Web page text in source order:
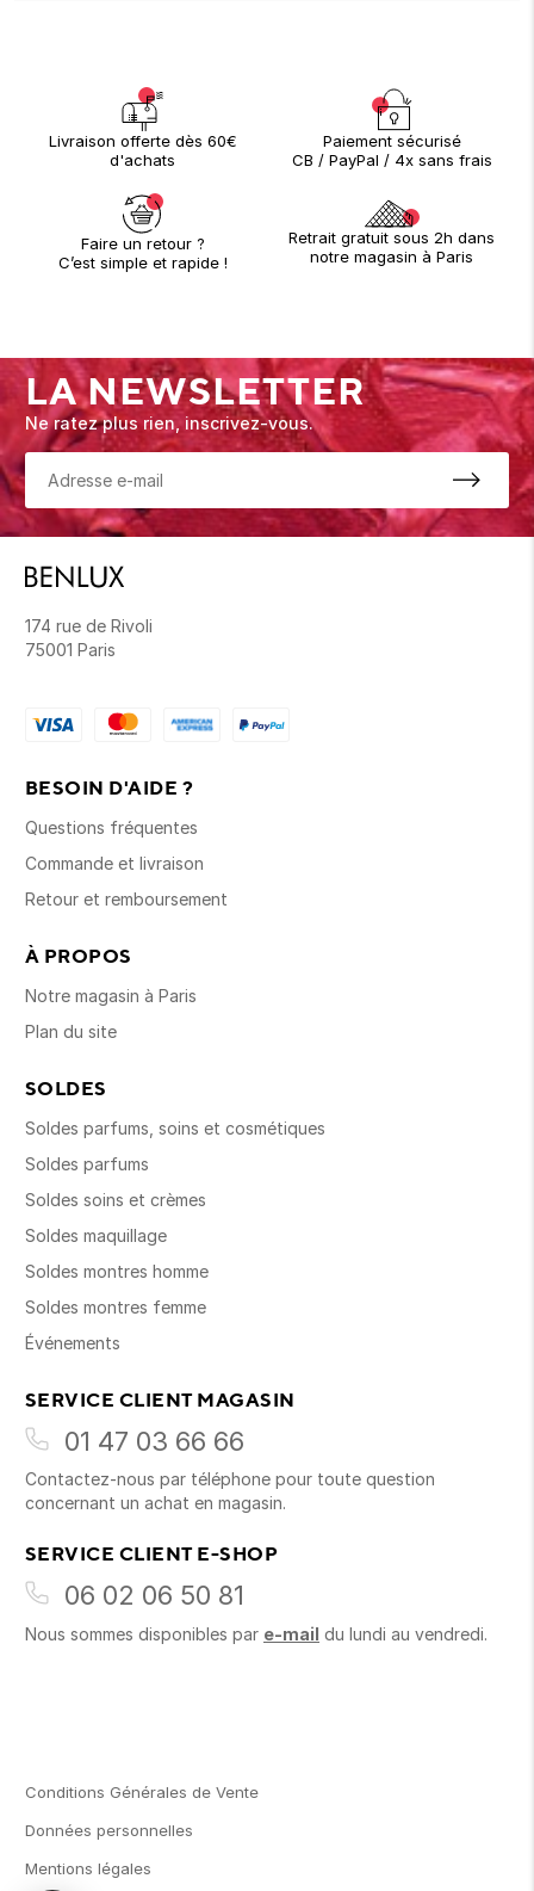
Livraison offerte dès 60€
d'achats
Paiement sécurisé
CB / PayPal / 4x sans frais
Faire un retour ?
C’est simple et rapide !
Retrait gratuit sous 2h dans
notre magasin à Paris
LA NEWSLETTER
Ne ratez plus rien, inscrivez-vous.
174 rue de Rivoli
75001 Paris
BESOIN D'AIDE ?
Questions fréquentes
Commande et livraison
Retour et remboursement
À PROPOS
Notre magasin à Paris
Plan du site
SOLDES
Soldes parfums, soins et cosmétiques
Soldes parfums
Soldes soins et crèmes
Soldes maquillage
Soldes montres homme
Soldes montres femme
Événements
SERVICE CLIENT MAGASIN
01 47 03 66 66
Contactez-nous par téléphone pour toute question
concernant un achat en magasin.
SERVICE CLIENT E-SHOP
06 02 06 50 81
Nous sommes disponibles par e-mail du lundi au vendredi.
Conditions Générales de Vente
Données personnelles
Mentions légales